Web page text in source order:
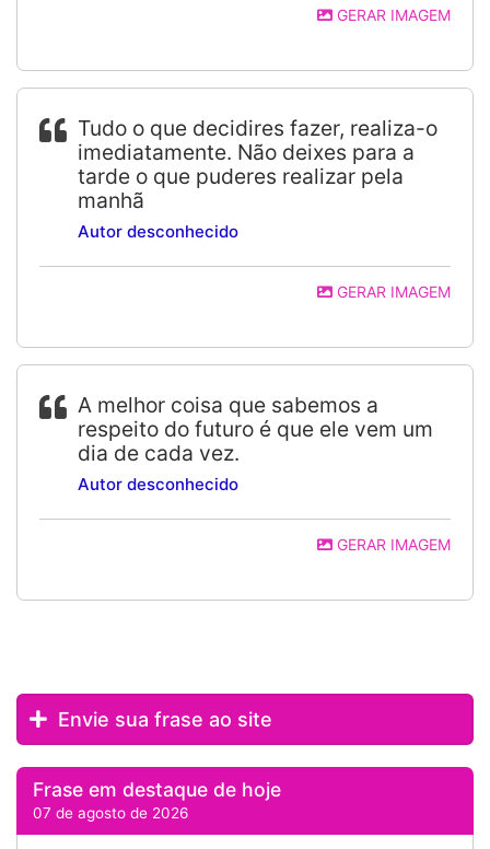
GERAR IMAGEM
Tudo o que decidires fazer, realiza-o
imediatamente. Não deixes para a
tarde o que puderes realizar pela
manhã
Autor desconhecido
GERAR IMAGEM
A melhor coisa que sabemos a
respeito do futuro é que ele vem um
dia de cada vez.
Autor desconhecido
GERAR IMAGEM
Envie sua frase ao site
Frase em destaque de hoje
07 de agosto de 2026